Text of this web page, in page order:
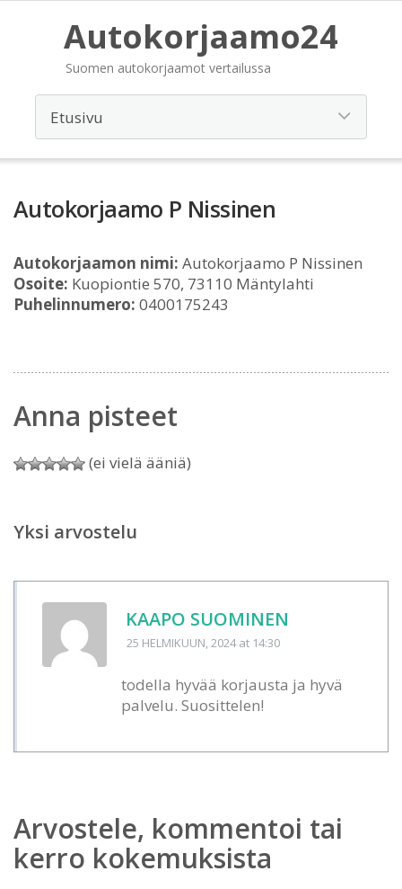
Autokorjaamo24
Suomen autokorjaamot vertailussa
Autokorjaamo P Nissinen
Autokorjaamon nimi: Autokorjaamo P Nissinen
Osoite: Kuopiontie 570, 73110 Mäntylahti
Puhelinnumero: 0400175243
Anna pisteet
(ei vielä ääniä)
Yksi arvostelu
KAAPO SUOMINEN
25 HELMIKUUN, 2024at 14:30
todella hyvää korjausta ja hyvä
palvelu. Suosittelen!
Arvostele, kommentoi tai
kerro kokemuksista